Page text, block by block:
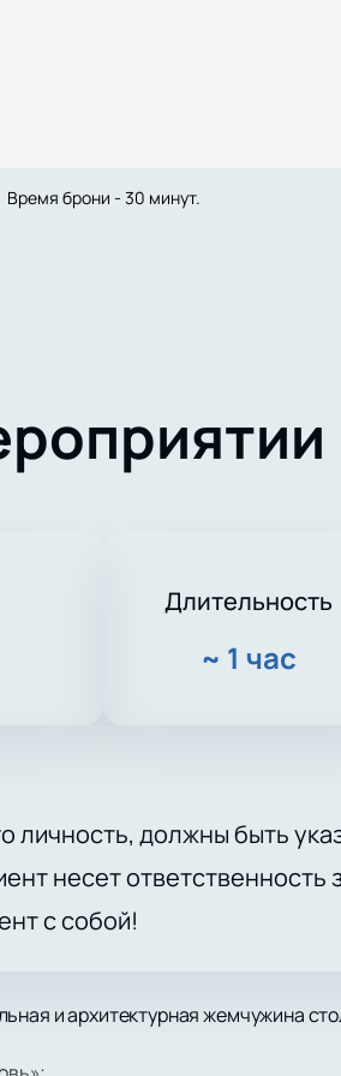
Время брони - 30 минут.
Длительность
~ 1 час
должны быть
несет ответственность
с собой!
и архитектурная жемчужина